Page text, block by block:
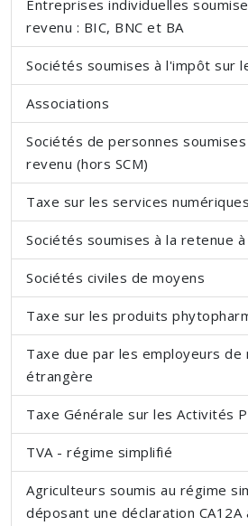
Entreprises individuelles
revenu : BIC, BNC et BA
Sociétés soumises à l'impôt sur
Associations
Sociétés de personnes
revenu (hors SCM)
Taxe sur les services
Sociétés soumises à la retenue
Sociétés civiles de moyens
Taxe sur les produits
Taxe due par les employeurs de
étrangère
Taxe Générale sur les Activités
TVA - régime simplifié
Agriculteurs soumis au régime
déposant une déclaration CA12A